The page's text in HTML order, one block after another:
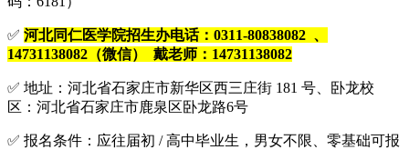
✅ 河北同仁医学院招生办电话：0311-80838082 、
14731138082（微信） 戴老师：14731138082
✅ 地址：河北省石家庄市新华区西三庄街 181 号、卧龙校
区：河北省石家庄市鹿泉区卧龙路6号
✅ 报名条件：应往届初 / 高中毕业生，男女不限、零基础可报